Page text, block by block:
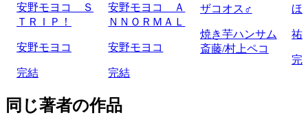
安野モヨコ Ｓ
ＴＲＩＰ！
安野モヨコ
完結
安野モヨコ Ａ
ＮＮＯＲＭＡＬ
安野モヨコ
完結
ザコオス♂
焼き芋ハンサム
斎藤/村上ペコ
ほ
祐
完
同じ著者の作品